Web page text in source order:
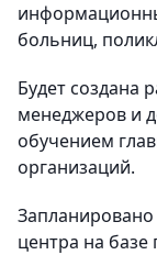
больниц,
Будет создана
менеджеров и
обучением
организаций.
Запланировано
центра на